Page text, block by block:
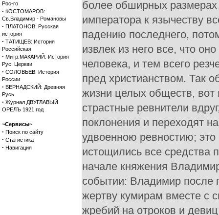
Рос-го
· КОСТОМАРОВ:
Св.Владимир - Романовы
· ПЛАТОНОВ: Русская
история
· ТАТИЩЕВ: История
Российская
· Митр.МАКАРИЙ: История
Рус. Церкви
· СОЛОВЬЕВ: История
России
· ВЕРНАДСКИЙ: Древняя
Русь
· Журнал ДВУГЛАВЫЙ
ОРЕЛЪ 1921 год
~Сервисы~
· Поиск по сайту
· Статистика
· Навигация